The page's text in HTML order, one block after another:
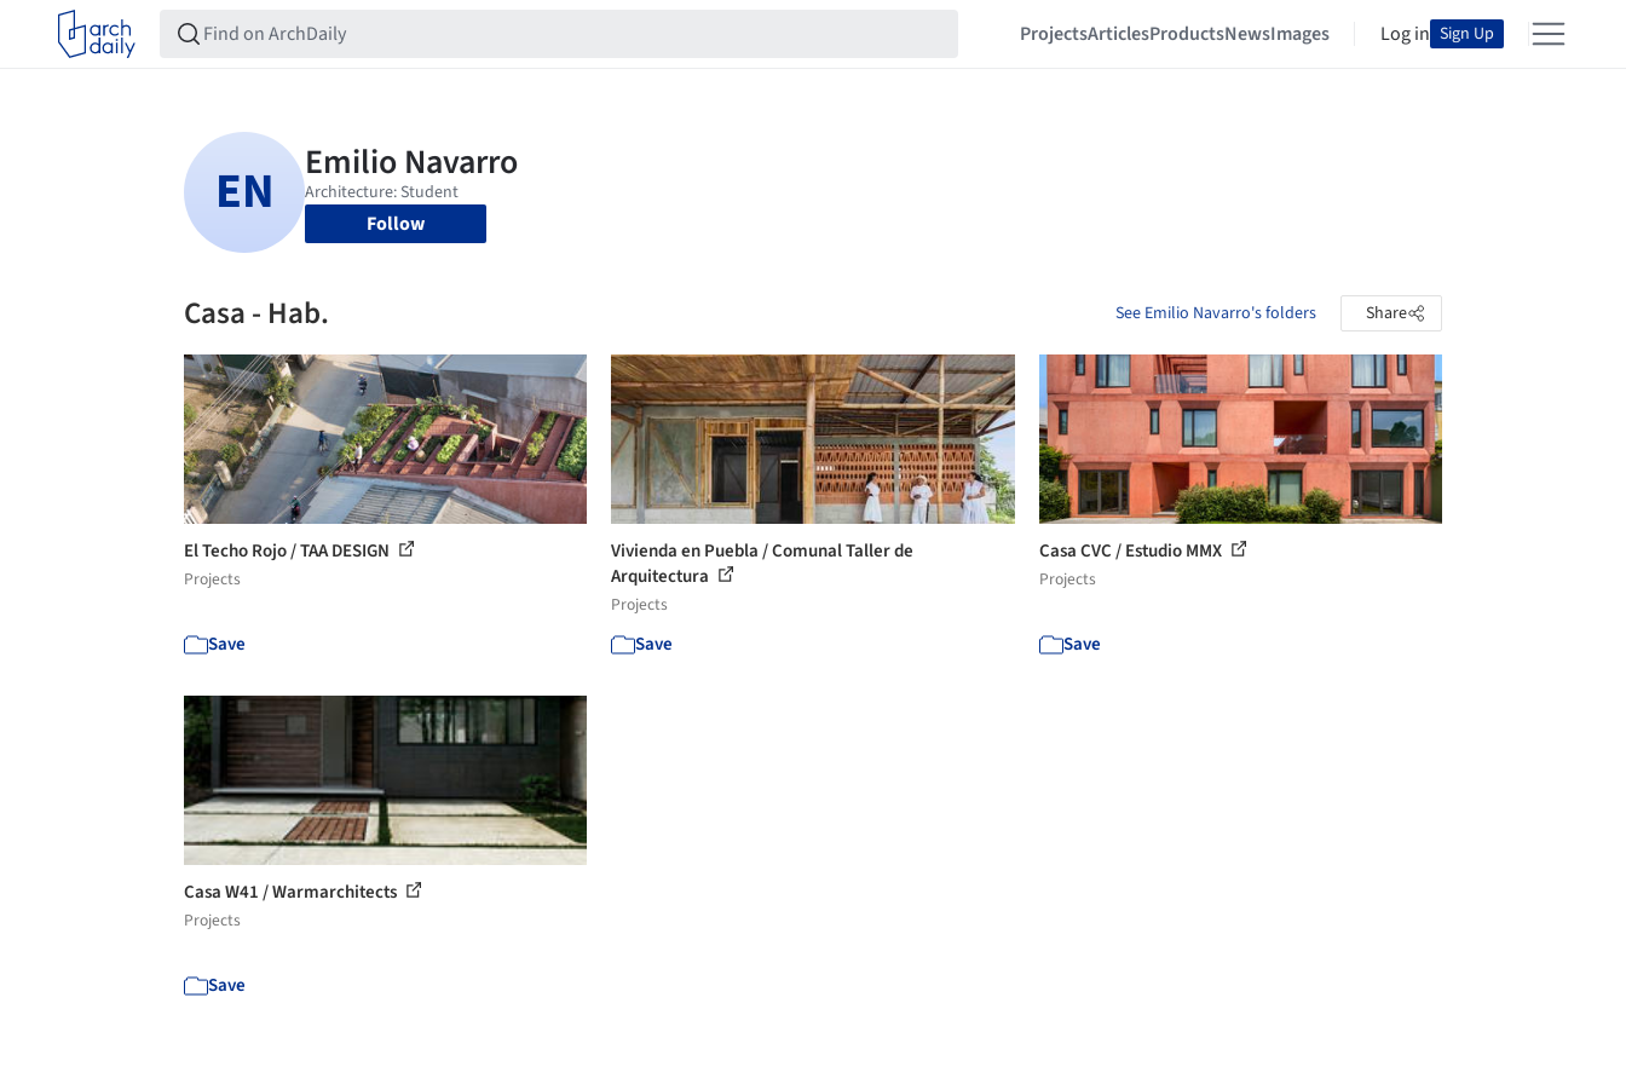
ProjectsArticlesProductsNewsImages Log in Sign Up
Follow
Casa - Hab. See Emilio Navarro's folders Share
El Techo Rojo / TAA DESIGN
Projects
Save
Vivienda en Puebla / Comunal Taller de
Arquitectura
Projects
Save
Casa CVC / Estudio MMX
Projects
Save
Casa W41 / Warmarchitects
Projects
Save